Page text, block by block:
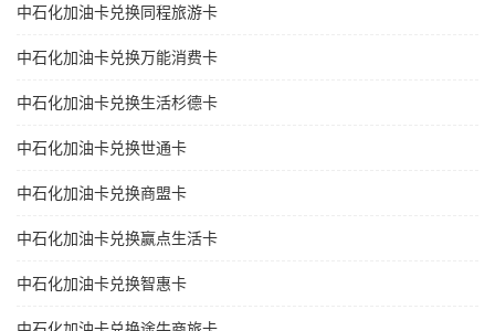
中石化加油卡兑换同程旅游卡
中石化加油卡兑换万能消费卡
中石化加油卡兑换生活杉德卡
中石化加油卡兑换世通卡
中石化加油卡兑换商盟卡
中石化加油卡兑换赢点生活卡
中石化加油卡兑换智惠卡